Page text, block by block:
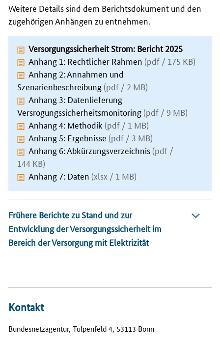
Weitere Details sind dem Berichtsdokument und den
zugehörigen Anhängen zu entnehmen.
Versorgungssicherheit Strom: Bericht 2025
Anhang 1: Rechtlicher Rahmen (pdf / 175 KB)
Anhang 2: Annahmen und
Szenarienbeschreibung (pdf / 2 MB)
Anhang 3: Datenlieferung
Versrogungssicherheitsmonitoring (pdf / 9 MB)
Anhang 4: Methodik (pdf / 1 MB)
Anhang 5: Ergebnisse (pdf / 3 MB)
Anhang 6: Abkürzungsverzeichnis (pdf /
144 KB)
Anhang 7: Daten (xlsx / 1 MB)
Frühere Berichte zu Stand und zur
Entwicklung der Versorgungssicherheit im
Bereich der Versorgung mit Elektrizität
Kontakt
Bundesnetzagentur, Tulpenfeld 4, 53113 Bonn